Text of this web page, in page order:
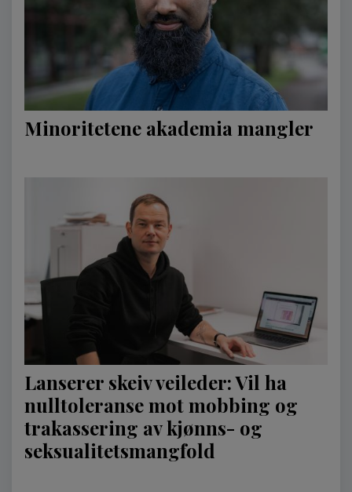
Minoritetene akademia mangler
Lanserer skeiv veileder: Vil ha
nulltoleranse mot mobbing og
trakassering av kjønns- og
seksualitetsmangfold